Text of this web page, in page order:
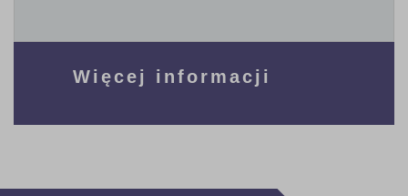
Więcej informacji